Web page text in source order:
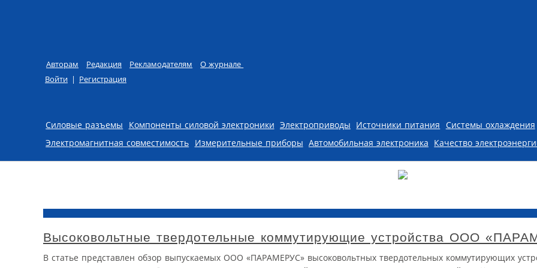
Авторам Редакция Рекламодателям
О журнале
Войти | Регистрация
Skip to content
Силовые разъемы Компоненты силовой электроники Электроприводы Источники питания Системы охлаждения
Электромагнитная совместимость Измерительные приборы Автомобильная электроника Качество
Высоковольтные твердотельные коммутирующие устройства ООО
В статье представлен обзор выпускаемых ООО «ПАРАМЕРУС» высоковольтных твердотельных коммутирующих